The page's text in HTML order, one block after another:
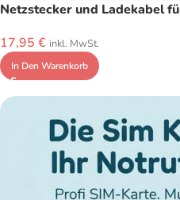
Netzstecker und Ladekabel
17,95 € inkl. MwSt.
In Den Warenkorb